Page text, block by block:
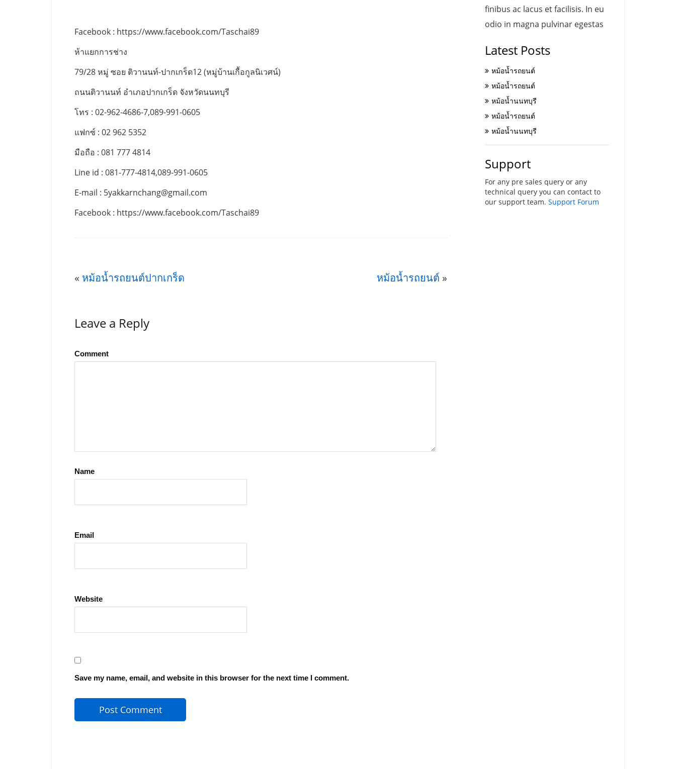
Facebook : https://www.facebook.com/Taschai89
ห้าแยกการช่าง
79/28 หมู่ ซอย ติวานนท์-ปากเกร็ด12 (หมู่บ้านเกื้อกูลนิเวศน์)
ถนนติวานนท์ อำเภอปากเกร็ด จังหวัดนนทบุรี
โทร : 02-962-4686-7,089-991-0605
แฟกซ์ : 02 962 5352
มือถือ : 081 777 4814
Line id : 081-777-4814,089-991-0605
E-mail : 5yakkarnchang@gmail.com
Facebook : https://www.facebook.com/Taschai89
« หม้อน้ำรถยนต์ปากเกร็ด หม้อน้ำรถยนต์ »
Leave a Reply
Comment
Name
Email
Website
Save my name, email, and website in this browser for the next time I comment.
finibus ac lacus et facilisis. In eu
odio in magna pulvinar egestas
Latest Posts
หม้อน้ำรถยนต์
หม้อน้ำรถยนต์
หม้อน้ำนนทบุรี
หม้อน้ำรถยนต์
หม้อน้ำนนทบุรี
Support
For any pre sales query or any
technical query you can contact to
our support team. Support Forum